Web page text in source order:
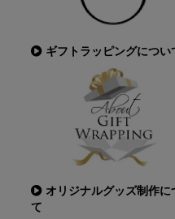
ギフトラッピングについ
オリジナルグッズ制作に
て